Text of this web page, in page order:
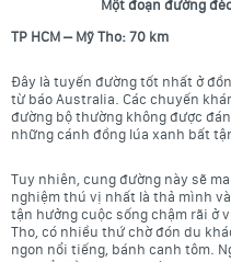
Một đoạn đường
TP HCM – Mỹ Tho: 70 km
Đây là tuyến đường tốt nhất ở
từ báo Australia. Các chuyến
đường bộ thường không được
những cánh đồng lúa xanh bất
Tuy nhiên, cung đường này sẽ
nghiệm thú vị nhất là thả mình
tận hưởng cuộc sống chậm rãi ở
Tho, có nhiều thứ chờ đón du
ngon nổi tiếng, bánh canh tôm.